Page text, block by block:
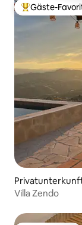
Beliebter
Gäste-
Villa Zendo